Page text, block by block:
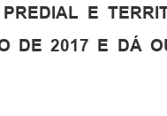
E
DE 2017 E DÁ